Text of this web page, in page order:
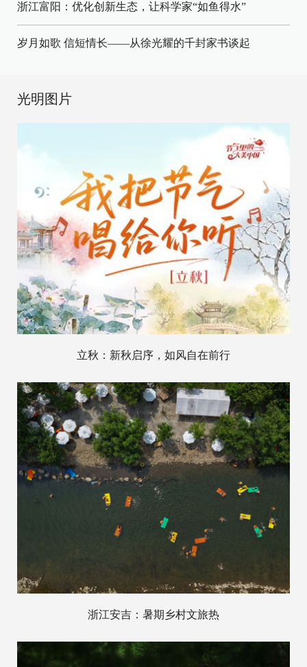
浙江富阳：优化创新生态，让科学家“如鱼得水”
岁月如歌 信短情长——从徐光耀的千封家书谈起
光明图片
立秋：新秋启序，如风自在前行
浙江安吉：暑期乡村文旅热